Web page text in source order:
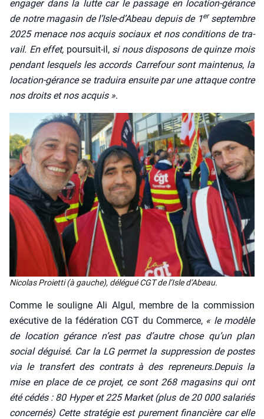
enga­ger dans la lutte car le pas­sage en loca­tion-gérance
de notre maga­sin de l’Isle-d’A­beau depuis de 1ersep­tembre
2025 menace nos acquis sociaux et nos condi­tions de tra­
vail. En effet, pour­suit-il, si nous dis­po­sons de quinze mois
pen­dant les­quels les accords Car­re­four sont main­te­nus, la
loca­tion-gérance se tra­dui­ra ensuite par une attaque contre
nos droits et nos acquis ».
Nico­las Proiet­ti (à gauche), délé­gué CGT de l’Isle d’A­beau.
Comme le sou­ligne Ali Algul, membre de la com­mis­sion
exé­cu­tive de la fédé­ra­tion CGT du Com­merce, « le modèle
de loca­tion gérance n’est pas d’autre chose qu’un plan
social dégui­sé. Car la LG per­met la sup­pres­sion de postes
via le trans­fert des contrats à des repreneurs.Depuis la
mise en place de ce pro­jet, ce sont 268 maga­sins qui ont
été cédés : 80 Hyper et 225 Mar­ket (plus de 20 000 sala­riés
concer­nés) Cette stra­té­gie est pure­ment finan­cière car elle